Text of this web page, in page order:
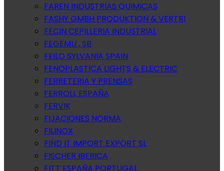
FAREN INDUSTRIAS QUIMICAS
FASHY GMBH PRODUKTION & VERTRI
FECIN CEPILLERIA INDUSTRIAL
FEGEMU , SB
FEILO SYLVANIA SPAIN
FENOPLASTICA LIGHTS & ELECTRIC
FERRETERIA Y PRENSAS
FERROLI, ESPAÑA
FERVIK
FIJACIONES NORMA
FILINOX
FIND IT IMPORT EXPORT SL
FISCHER IBERICA
FITT ESPAÑA PORTUGAL